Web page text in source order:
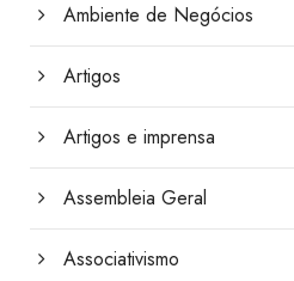
Ambiente de Negócios
Artigos
Artigos e imprensa
Assembleia Geral
Associativismo